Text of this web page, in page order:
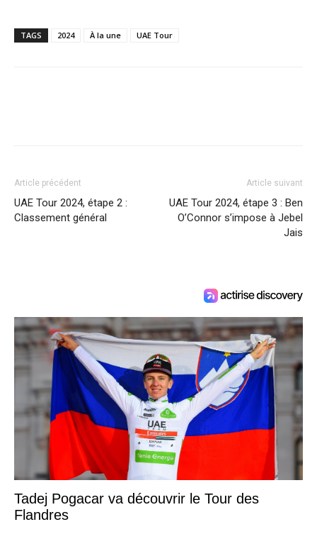
TAGS 2024 À la une UAE Tour
Article précédent
UAE Tour 2024, étape 2 :
Classement général
Article suivant
UAE Tour 2024, étape 3 : Ben
O’Connor s’impose à Jebel
Jais
Tadej Pogacar va découvrir le Tour des
Flandres